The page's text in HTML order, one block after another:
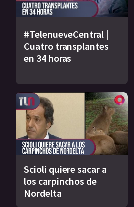
#TelenueveCentral |
Cuatro transplantes
en 34 horas
Scioli quiere sacar a
los carpinchos de
Nordelta